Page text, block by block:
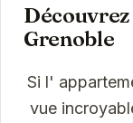
Grenoble
Si l'
vue